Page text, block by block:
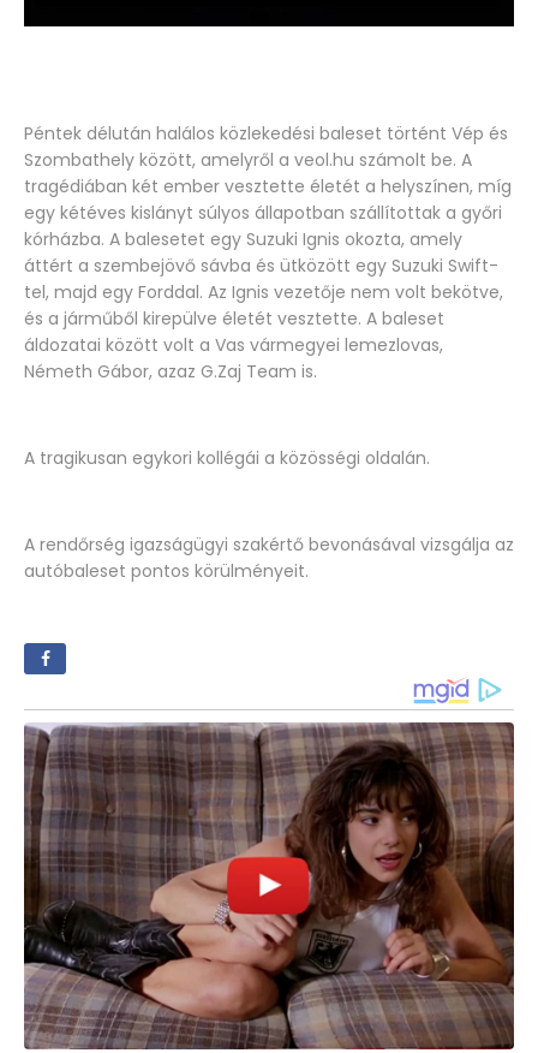
Péntek délután halálos közlekedési baleset történt Vép és
Szombathely között, amelyről a veol.hu számolt be. A
tragédiában két ember vesztette életét a helyszínen, míg
egy kétéves kislányt súlyos állapotban szállítottak a győri
kórházba. A balesetet egy Suzuki Ignis okozta, amely
áttért a szembejövő sávba és ütközött egy Suzuki Swift-
tel, majd egy Forddal. Az Ignis vezetője nem volt bekötve,
és a járműből kirepülve életét vesztette. A baleset
áldozatai között volt a Vas vármegyei lemezlovas,
Németh Gábor, azaz G.Zaj Team is.
A tragikusan egykori kollégái a közösségi oldalán.
A rendőrség igazságügyi szakértő bevonásával vizsgálja az
autóbaleset pontos körülményeit.